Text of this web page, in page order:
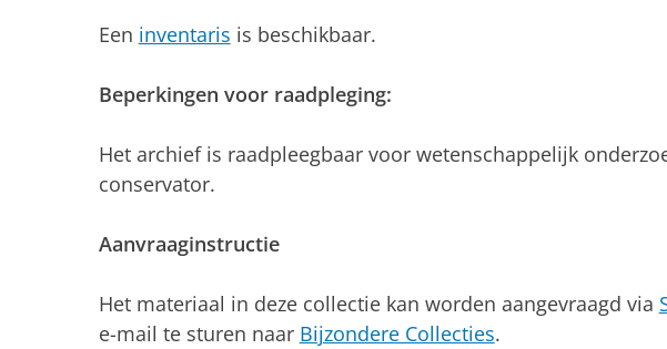
Een inventaris is beschikbaar.
Beperkingen voor raadpleging:
Het archief is raadpleegbaar voor wetenschappelijk
conservator.
Aanvraaginstructie
Het materiaal in deze collectie kan worden aangevraagd via
e-mail te sturen naar Bijzondere Collecties.